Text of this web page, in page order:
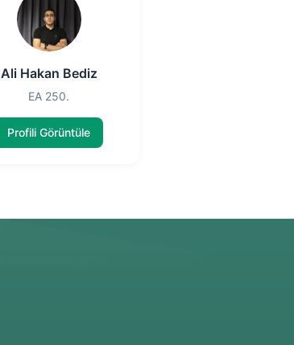
Ali Hakan Bediz
EA 250.
Profili Görüntüle